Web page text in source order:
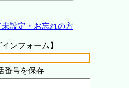
設定・お忘れの方
インフォーム】
番号を保存